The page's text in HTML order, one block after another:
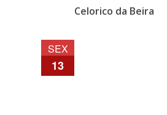
Celorico da Beira
SEX
13